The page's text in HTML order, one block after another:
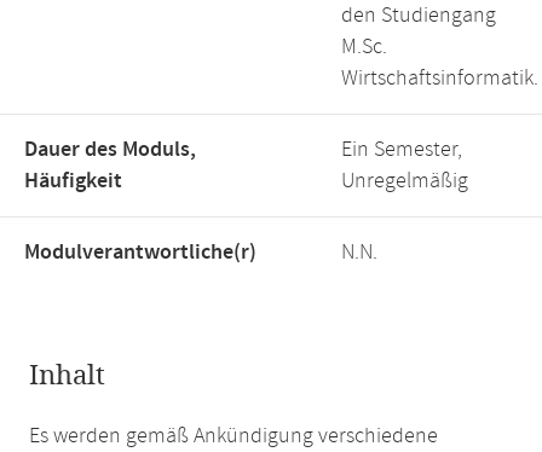
den Studiengang
M.Sc.
Wirtschaftsinformatik.
Dauer des Moduls,
Häufigkeit
Ein Semester,
Unregelmäßig
Modulverantwortliche(r) N.N.
Inhalt
Es werden gemäß Ankündigung verschiedene